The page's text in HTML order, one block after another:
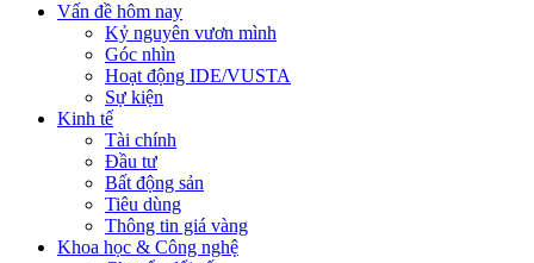
Vấn đề hôm nay
Kỷ nguyên vươn mình
Góc nhìn
Hoạt động IDE/VUSTA
Sự kiện
Kinh tế
Tài chính
Đầu tư
Bất động sản
Tiêu dùng
Thông tin giá vàng
Khoa học & Công nghệ